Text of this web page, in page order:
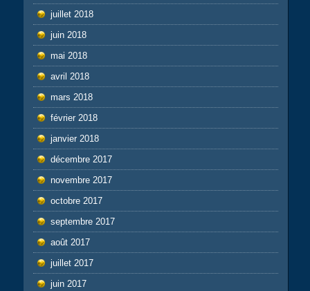
juillet 2018
juin 2018
mai 2018
avril 2018
mars 2018
février 2018
janvier 2018
décembre 2017
novembre 2017
octobre 2017
septembre 2017
août 2017
juillet 2017
juin 2017